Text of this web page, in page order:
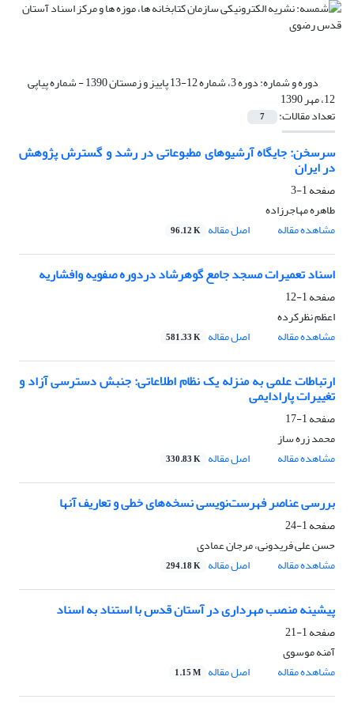
دوره و شماره: دوره 3، شماره 12-13 پاییز و زمستان 1390 - شماره پیاپی
12، مهر 1390
تعداد مقالات: 7
سرسخن: جایگاه آرشیوهای مطبوعاتی در رشد و گسترش پژوهش
در ایران
صفحه1-3
طاهره مهاجرزاده
مشاهده مقاله
اصل مقاله 96.12 K
اسناد تعمیرات مسجد جامع گوهرشاد دردوره صفویه وافشاریه
صفحه1-12
اعظم نظرکرده
مشاهده مقاله
اصل مقاله 581.33 K
ارتباطات علمی به منزله یک نظام اطلاعاتی: جنبش دسترسی آزاد و
تغییرات پارادایمی
صفحه1-17
محمد زره ساز
مشاهده مقاله
اصل مقاله 330.83 K
بررسی عناصر فهرست‌نویسی نسخه‌های خطی و تعاریف آنها
صفحه1-24
حسن علی فریدونی، مرجان عمادی
مشاهده مقاله
اصل مقاله 294.18 K
پیشینه منصب مهرداری در آستان قدس با استناد به اسناد
صفحه1-21
آمنه موسوی
مشاهده مقاله
اصل مقاله 1.15 M